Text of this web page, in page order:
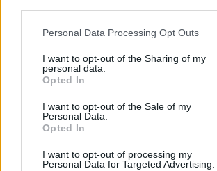
Personal Data Processing Opt Outs
I want to opt-out of the Sharing of my
personal data.
Opted In
I want to opt-out of the Sale of my
Personal Data.
Opted In
I want to opt-out of processing my
Personal Data for Targeted Advertising.
Hailey Bieber: Τέλος το Pilates – Η
νέα προπόνηση για τέλειους
γλουτούς
Dolce Vita στο Κάπρι: Η Αμαλία
Κωστοπούλου ποζάρει πάνω σε
DPG NETWORK